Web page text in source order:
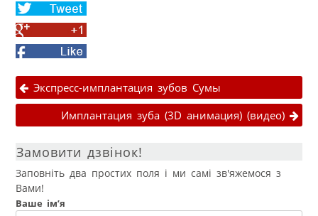
Share
on
Twitter
Share
on
Google+
Facebook
Навігація публікаціями
Экспресс-имплантация зубов Сумы
Имплантация зуба (3D анимация) (видео)
Замовити дзвінок!
Заповніть два простих поля і ми самі зв'яжемося з
Вами!
Ваше ім’я